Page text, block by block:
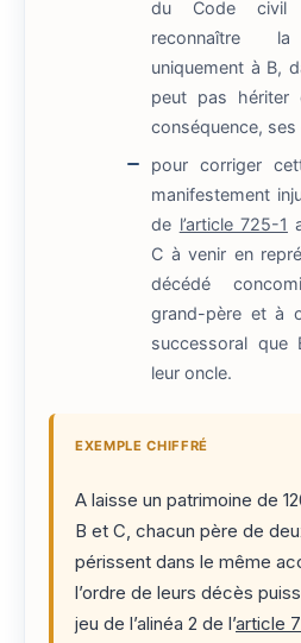
du Code civil
reconnaître
uniquement à B,
peut pas
conséquence,
pour corriger
manifestement
de l’article 725-1
C à venir en
décédé
grand-père et à
successoral que
leur oncle.
EXEMPLE CHIFFRÉ
A laisse un patrimoine de
B et C, chacun père de
périssent dans le même
l’ordre de leurs décès
jeu de l’alinéa 2 de l’article